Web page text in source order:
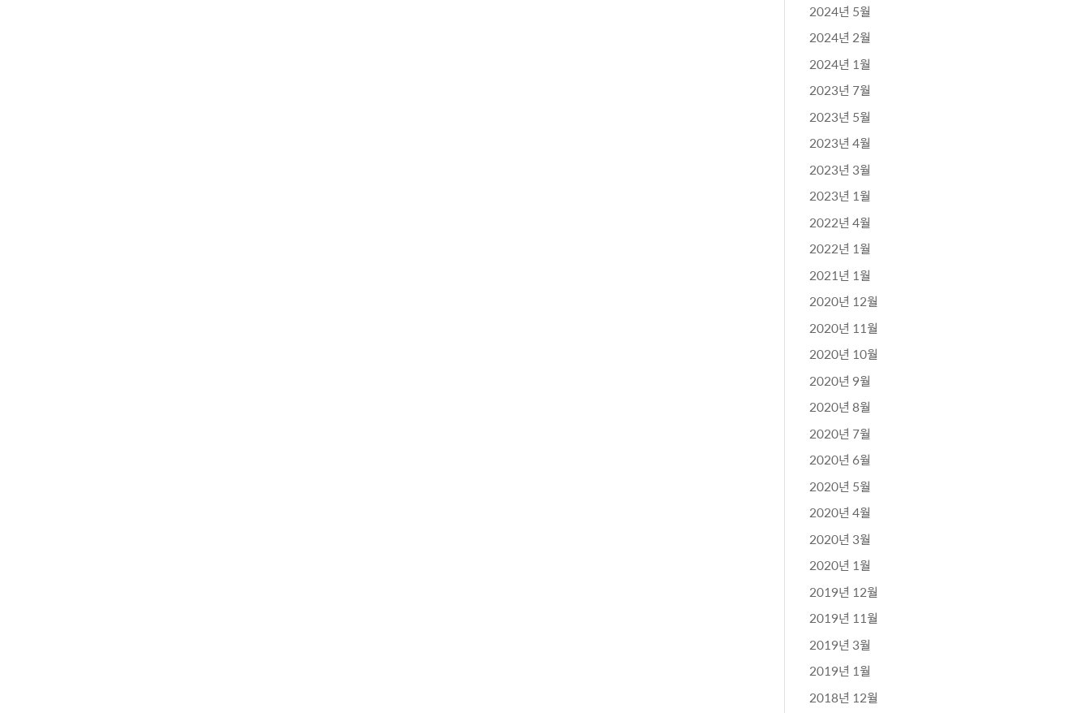
2024년 5월
2024년 2월
2024년 1월
2023년 7월
2023년 5월
2023년 4월
2023년 3월
2023년 1월
2022년 4월
2022년 1월
2021년 1월
2020년 12월
2020년 11월
2020년 10월
2020년 9월
2020년 8월
2020년 7월
2020년 6월
2020년 5월
2020년 4월
2020년 3월
2020년 1월
2019년 12월
2019년 11월
2019년 3월
2019년 1월
2018년 12월